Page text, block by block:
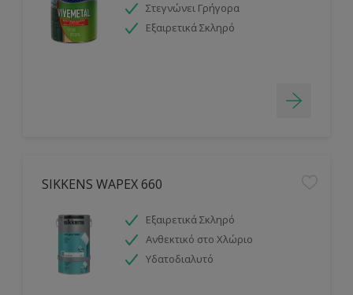
Στεγνώνει Γρήγορα
Εξαιρετικά Σκληρό
SIKKENS WAPEX 660
Εξαιρετικά Σκληρό
Ανθεκτικό στο Χλώριο
Υδατοδιαλυτό